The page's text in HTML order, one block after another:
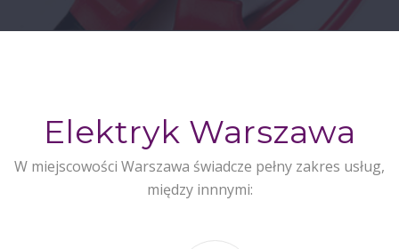
Elektryk Warszawa
W miejscowości Warszawa świadcze pełny zakres usług,
między innnymi: